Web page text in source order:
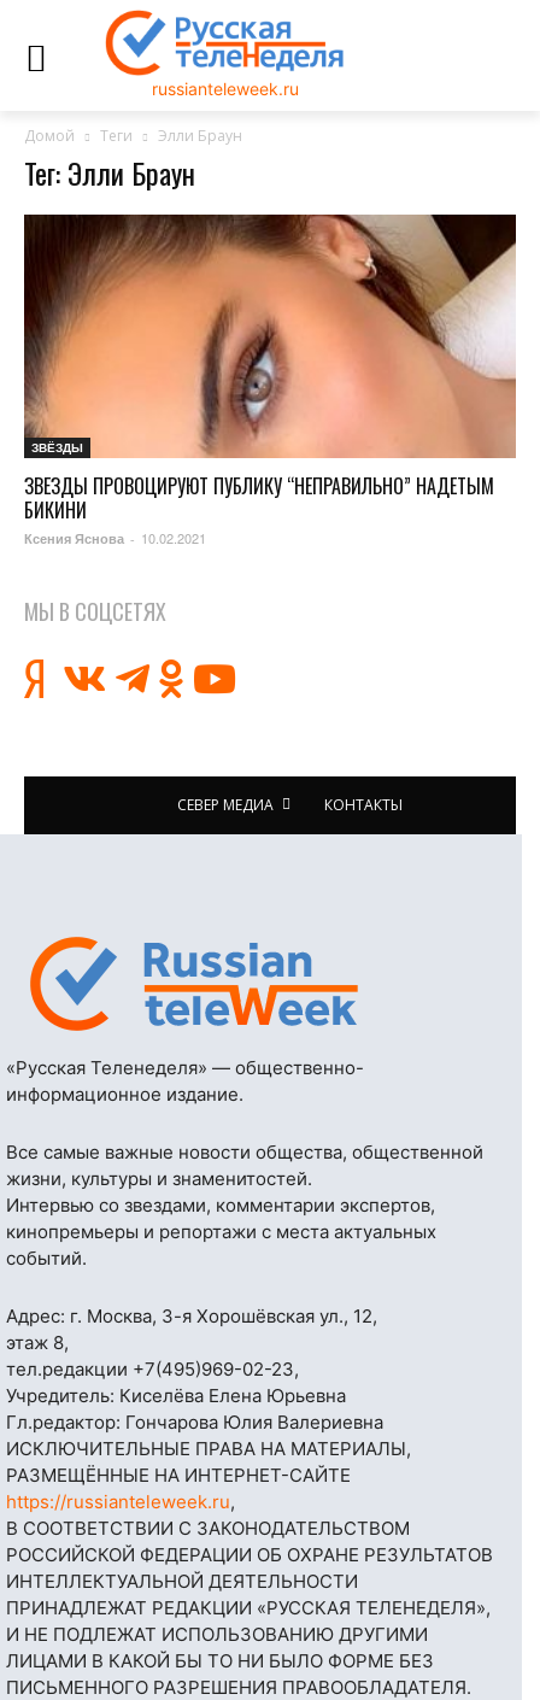
russianteleweek.ru
Домой Теги Элли Браун
Тег: Элли Браун
ЗВЁЗДЫ
ЗВЕЗДЫ ПРОВОЦИРУЮТ ПУБЛИКУ “НЕПРАВИЛЬНО” НАДЕТЫМ
БИКИНИ
Ксения Яснова - 10.02.2021
МЫ В СОЦСЕТЯХ
СЕВЕР МЕДИА КОНТАКТЫ
«Русская Теленеделя» — общественно-
информационное издание.
Все самые важные новости общества, общественной
жизни, культуры и знаменитостей.
Интервью со звездами, комментарии экспертов,
кинопремьеры и репортажи с места актуальных
событий.
Адрес: г. Москва, 3-я Хорошёвская ул., 12,
этаж 8,
тел.редакции +7(495)969-02-23,
Учредитель: Киселёва Елена Юрьевна
Гл.редактор: Гончарова Юлия Валериевна
ИСКЛЮЧИТЕЛЬНЫЕ ПРАВА НА МАТЕРИАЛЫ,
РАЗМЕЩЁННЫЕ НА ИНТЕРНЕТ-САЙТЕ
https://russianteleweek.ru,
В СООТВЕТСТВИИ С ЗАКОНОДАТЕЛЬСТВОМ
РОССИЙСКОЙ ФЕДЕРАЦИИ ОБ ОХРАНЕ РЕЗУЛЬТАТОВ
ИНТЕЛЛЕКТУАЛЬНОЙ ДЕЯТЕЛЬНОСТИ
ПРИНАДЛЕЖАТ РЕДАКЦИИ «РУССКАЯ ТЕЛЕНЕДЕЛЯ»,
И НЕ ПОДЛЕЖАТ ИСПОЛЬЗОВАНИЮ ДРУГИМИ
ЛИЦАМИ В КАКОЙ БЫ ТО НИ БЫЛО ФОРМЕ БЕЗ
ПИСЬМЕННОГО РАЗРЕШЕНИЯ ПРАВООБЛАДАТЕЛЯ.